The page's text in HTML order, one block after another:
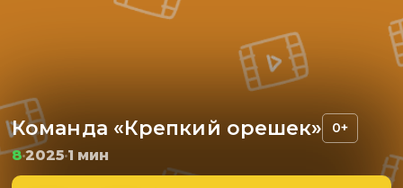
Команда «Крепкий орешек» 0+
820251 мин